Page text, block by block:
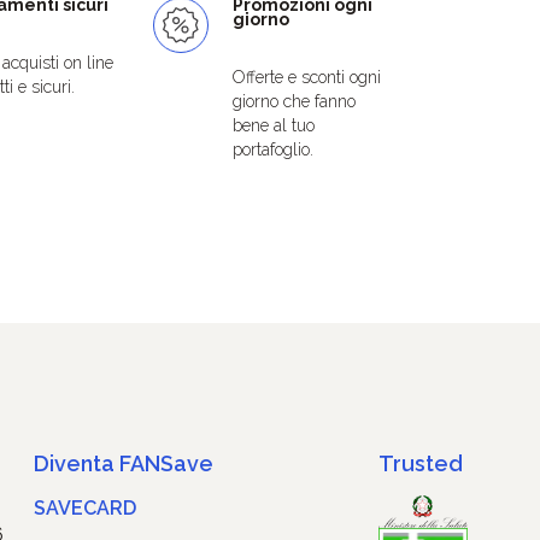
sicuri
acquisti on line
e sicuri.
Promozioni ogni
giorno
Offerte e sconti ogni
giorno che fanno
bene al tuo
portafoglio.
Diventa FANSave
SAVECARD
Trusted